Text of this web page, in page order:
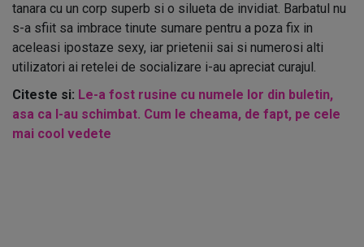
tanara cu un corp superb si o silueta de invidiat. Barbatul nu
s-a sfiit sa imbrace tinute sumare pentru a poza fix in
aceleasi ipostaze sexy, iar prietenii sai si numerosi alti
utilizatori ai retelei de socializare i-au apreciat curajul.
Citeste si: Le-a fost rusine cu numele lor din buletin,
asa ca l-au schimbat. Cum le cheama, de fapt, pe cele
mai cool vedete